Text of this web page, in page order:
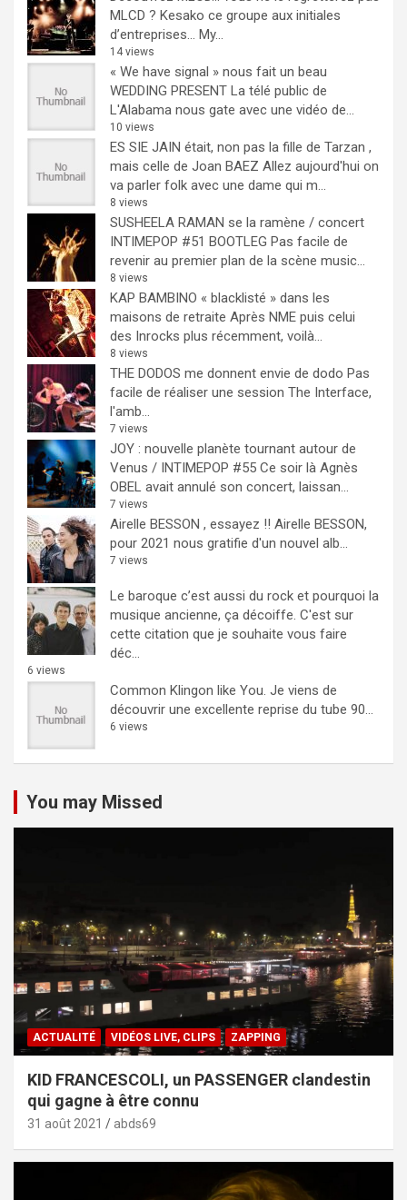
MLCD ? Kesako ce groupe aux initiales
d’entreprises… My...
14 views
« We have signal » nous fait un beau
WEDDING PRESENT La télé public de
L'Alabama nous gate avec une vidéo de...
10 views
ES SIE JAIN était, non pas la fille de Tarzan ,
mais celle de Joan BAEZ Allez aujourd'hui on
va parler folk avec une dame qui m...
8 views
SUSHEELA RAMAN se la ramène / concert
INTIMEPOP #51 BOOTLEG Pas facile de
revenir au premier plan de la scène music...
8 views
KAP BAMBINO « blacklisté » dans les
maisons de retraite Après NME puis celui
des Inrocks plus récemment, voilà...
8 views
THE DODOS me donnent envie de dodo Pas
facile de réaliser une session The Interface,
l'amb...
7 views
JOY : nouvelle planète tournant autour de
Venus / INTIMEPOP #55 Ce soir là Agnès
OBEL avait annulé son concert, laissan...
7 views
Airelle BESSON , essayez !! Airelle BESSON,
pour 2021 nous gratifie d'un nouvel alb...
7 views
Le baroque c’est aussi du rock et pourquoi la
musique ancienne, ça décoiffe. C'est sur
cette citation que je souhaite vous faire
déc...
6 views
Common Klingon like You. Je viens de
découvrir une excellente reprise du tube 90...
6 views
You may Missed
ACTUALITÉ VIDÉOS LIVE, CLIPS ZAPPING
KID FRANCESCOLI, un PASSENGER clandestin
qui gagne à être connu
31 août 2021 abds69